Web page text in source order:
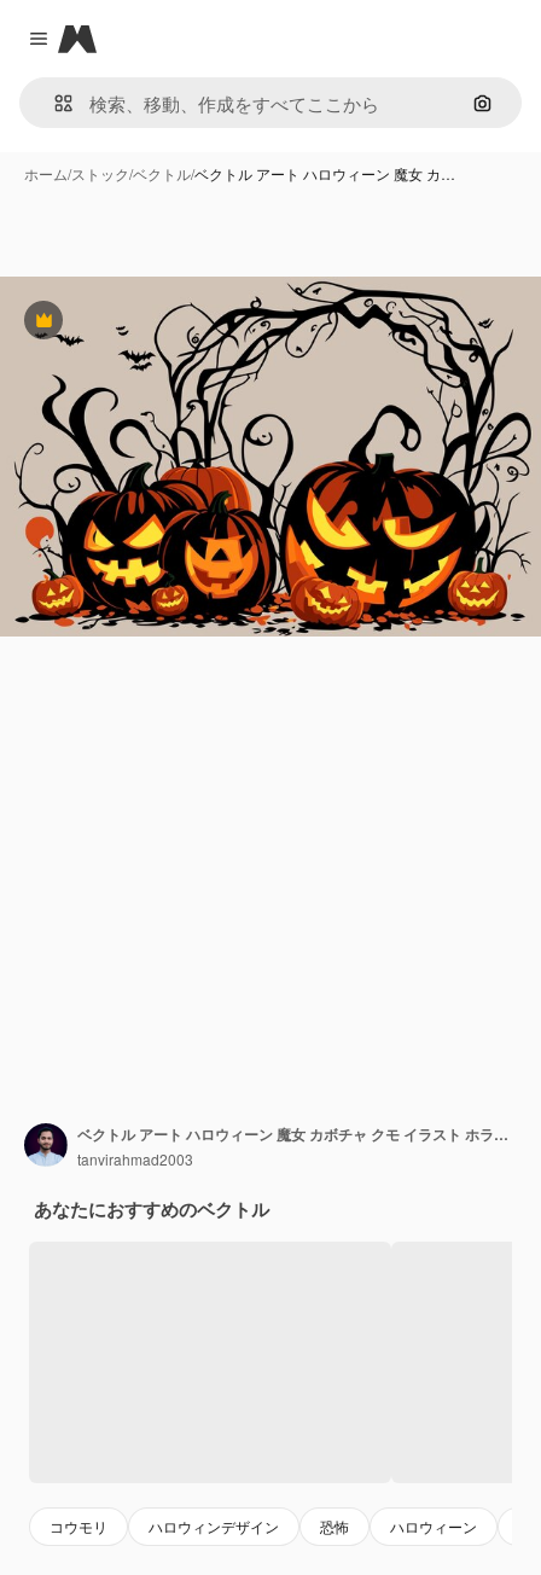
Close menu
Magnific
画像で
ホーム/ストック/ベクトル/ベクトル アート ハロウィーン 魔女 カ…
Premium
ベクトル アート ハロウィーン 魔女 カボチャ クモ イラスト ホラー キャンドル ライト 不気味な背景 コウモリ アート
tanvirahmad2003
あなたにおすすめのベクトル
コウモリ ハロウィンデザイン 恐怖 ハロウィーン